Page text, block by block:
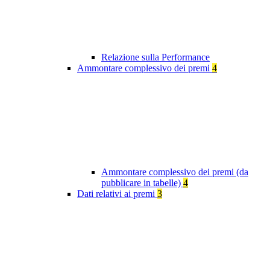
Relazione sulla Performance
Ammontare complessivo dei premi 4
Ammontare complessivo dei premi (da
pubblicare in tabelle) 4
Dati relativi ai premi 3